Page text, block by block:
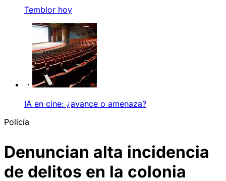
Temblor hoy
IA en cine: ¿avance o amenaza?
Policía
Denuncian alta incidencia
de delitos en la colonia